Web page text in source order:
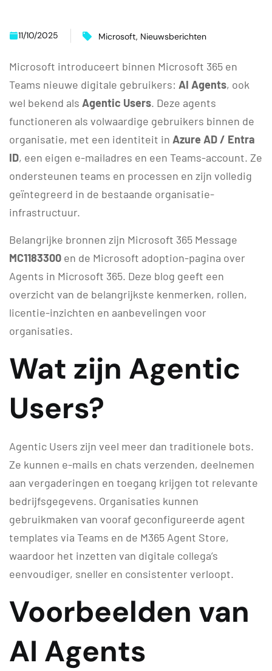
11/10/2025 Microsoft, Nieuwsberichten
Microsoft introduceert binnen Microsoft 365 en
Teams nieuwe digitale gebruikers: AI Agents, ook
wel bekend als Agentic Users. Deze agents
functioneren als volwaardige gebruikers binnen de
organisatie, met een identiteit in Azure AD / Entra
ID, een eigen e-mailadres en een Teams-account. Ze
ondersteunen teams en processen en zijn volledig
geïntegreerd in de bestaande organisatie-
infrastructuur.
Belangrijke bronnen zijn Microsoft 365 Message
MC1183300 en de Microsoft adoption-pagina over
Agents in Microsoft 365. Deze blog geeft een
overzicht van de belangrijkste kenmerken, rollen,
licentie-inzichten en aanbevelingen voor
organisaties.
Wat zijn Agentic
Users?
Agentic Users zijn veel meer dan traditionele bots.
Ze kunnen e-mails en chats verzenden, deelnemen
aan vergaderingen en toegang krijgen tot relevante
bedrijfsgegevens. Organisaties kunnen
gebruikmaken van vooraf geconfigureerde agent
templates via Teams en de M365 Agent Store,
waardoor het inzetten van digitale collega’s
eenvoudiger, sneller en consistenter verloopt.
Voorbeelden van
AI Agents